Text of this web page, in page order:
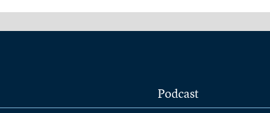
Podcast